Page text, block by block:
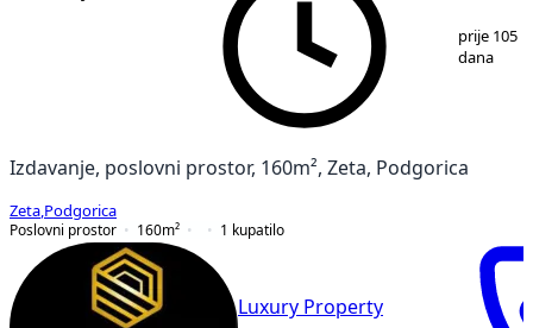
prije 105
dana
Izdavanje, poslovni prostor, 160m², Zeta, Podgorica
Zeta Podgorica
Poslovni prostor
160m² 1 kupatilo
Luxury Property